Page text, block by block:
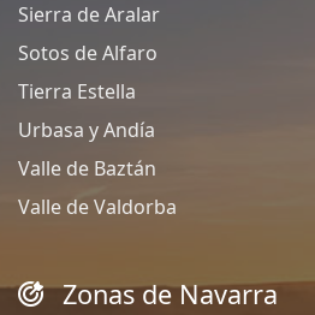
Sierra de Aralar
Sotos de Alfaro
Tierra Estella
Urbasa y Andía
Valle de Baztán
Valle de Valdorba
Zonas de Navarra